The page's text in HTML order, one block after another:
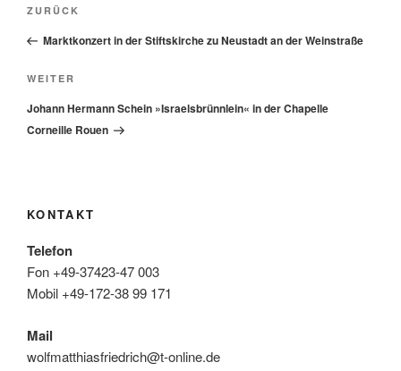
Vorheriger
Beitrag
ZURÜCK
Marktkonzert in der Stiftskirche zu Neustadt an der Weinstraße
Nächster
Beitrag
WEITER
Johann Hermann Schein »Israelsbrünnlein« in der Chapelle
Corneille Rouen
KONTAKT
Telefon
Fon +49-37423-47 003
Mobil +49-172-38 99 171
Mail
wolfmatthiasfriedrich@t-online.de